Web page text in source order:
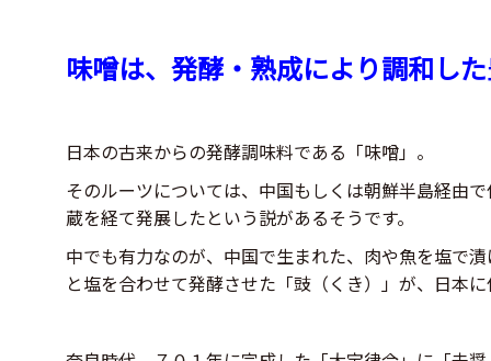
味噌は、発酵・熟成により調和し
日本の古来からの発酵調味料である「味噌」。
そのルーツについては、中国もしくは朝鮮半島経由
蔵を経て発展したという説があるそうです。
中でも有力なのが、中国で生まれた、肉や魚を塩で
と塩を合わせて発酵させた「豉（くき）」が、日本